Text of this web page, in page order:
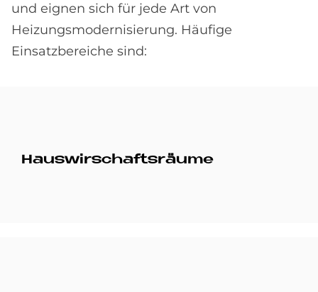
und eignen sich für jede Art von
Heizungsmodernisierung. Häufige
Einsatzbereiche sind:
Haus­wir­schafts­räu­me